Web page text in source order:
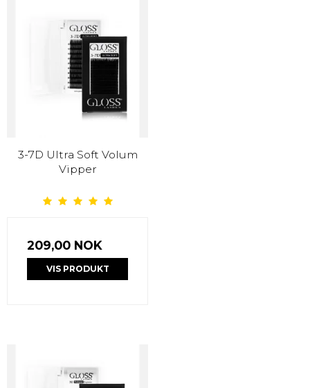
3-7D Ultra Soft Volum
Vipper
209,00 NOK
VIS PRODUKT